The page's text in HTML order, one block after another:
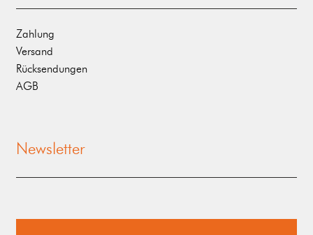
Zahlung
Versand
Rücksendungen
AGB
Newsletter